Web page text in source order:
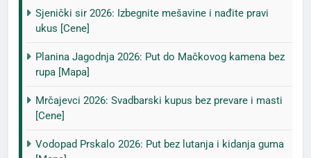
Sjenički sir 2026: Izbegnite mešavine i nađite pravi
ukus [Cene]
Planina Jagodnja 2026: Put do Mačkovog kamena bez
rupa [Mapa]
Mrčajevci 2026: Svadbarski kupus bez prevare i masti
[Cene]
Vodopad Prskalo 2026: Put bez lutanja i kidanja guma